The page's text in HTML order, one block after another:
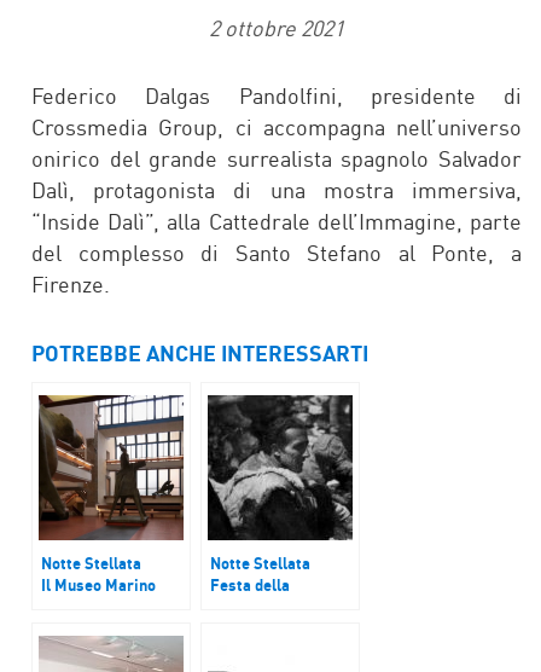
2 ottobre 2021
Federico Dalgas Pandolfini, presidente di
Crossmedia Group, ci accompagna nell’universo
onirico del grande surrealista spagnolo Salvador
Dalì, protagonista di una mostra immersiva,
“Inside Dalì”, alla Cattedrale dell’Immagine, parte
del complesso di Santo Stefano al Ponte, a
Firenze.
POTREBBE ANCHE INTERESSARTI
Notte Stellata
Il Museo Marino
Notte Stellata
Festa della